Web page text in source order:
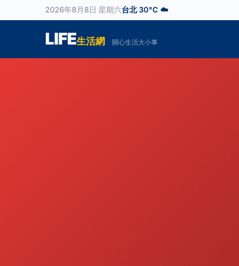
2026年8月8日 星期六台北 30°C ☁️
LIFE生活網 關心生活大小事